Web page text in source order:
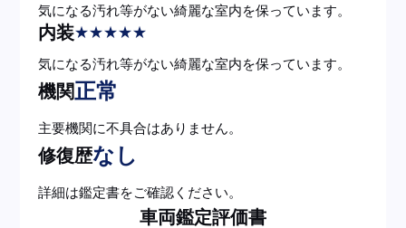
気になる汚れ等がない綺麗な室内を保っています。
内装★★★★★
気になる汚れ等がない綺麗な室内を保っています。
機関正常
主要機関に不具合はありません。
修復歴なし
詳細は鑑定書をご確認ください。
車両鑑定評価書